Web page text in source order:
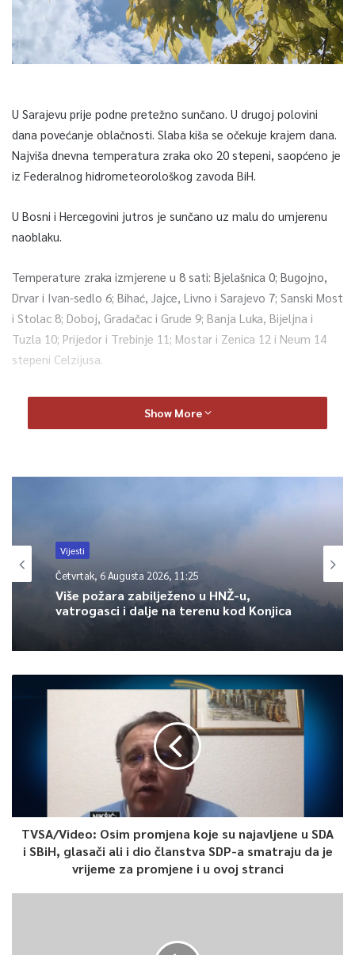
U Sarajevu prije podne pretežno sunčano. U drugoj polovini
dana povećanje oblačnosti. Slaba kiša se očekuje krajem dana.
Najviša dnevna temperatura zraka oko 20 stepeni, saopćeno je
iz Federalnog hidrometeorološkog zavoda BiH.
U Bosni i Hercegovini jutros je sunčano uz malu do umjerenu
naoblaku.
Temperature zraka izmjerene u 8 sati: Bjelašnica 0; Bugojno,
Drvar i Ivan-sedlo 6; Bihać, Jajce, Livno i Sarajevo 7; Sanski Most
i Stolac 8; Doboj, Gradačac i Grude 9; Banja Luka, Bijeljna i
Tuzla 10; Prijedor i Trebinje 11; Mostar i Zenica 12 i Neum 14
stepeni Celzijusa.
Atmosferski pritisak u Sarajevu iznosi 944Pa, za 5hPa je veći od
oblačnosti u drugoj polovini dana. Slaba kiša se očekuje u
U sjevernim i sjeveroistočnim područjima vjetar istočnog
smjera. Najviša dnevna temperatura zraka uglavnom između 16
i 22 stepena.
0
Article Rating
Show More
Vijesti
Četvrtak, 6 Augusta 2026, 11:25
Više požara zabilježeno u HNŽ-u,
vatrogasci i dalje na terenu kod Konjica
TVSA/Video: Osim promjena koje su najavljene u SDA
i SBiH, glasači ali i dio članstva SDP-a smatraju da je
vrijeme za promjene i u ovoj stranci